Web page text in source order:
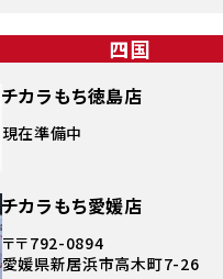
四国
チカラもち徳島店
現在準備中
チカラもち愛媛店
〒〒792-0894
愛媛県新居浜市高木町7-26